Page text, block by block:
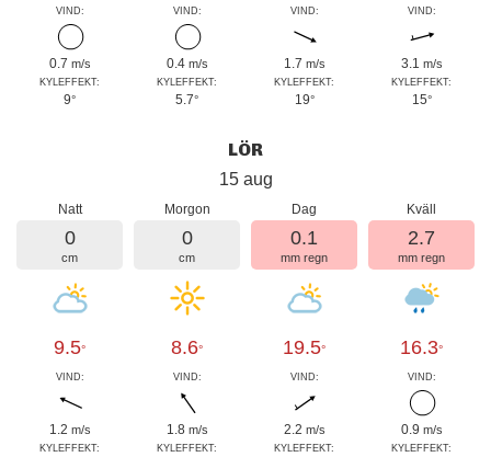
VIND:
0.7 m/s
KYLEFFEKT:
9°
VIND:
0.4 m/s
KYLEFFEKT:
5.7°
VIND:
1.7 m/s
KYLEFFEKT:
19°
VIND:
3.1 m/s
KYLEFFEKT:
15°
LÖR
15 aug
Natt
0
cm
9.5°
VIND:
1.2 m/s
KYLEFFEKT:
Morgon
0
cm
8.6°
VIND:
1.8 m/s
KYLEFFEKT:
Dag
0.1
mm regn
19.5°
VIND:
2.2 m/s
KYLEFFEKT:
Kväll
2.7
mm regn
16.3°
VIND:
0.9 m/s
KYLEFFEKT: